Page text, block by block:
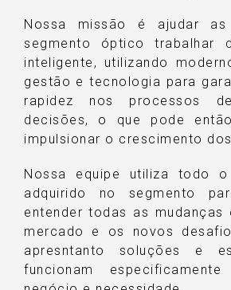
Nossa missão é ajudar as
segmento óptico trabalhar
inteligente, utilizando
gestão e tecnologia para
rapidez nos processos
decisões, o que pode
impulsionar o crescimento
Nossa equipe utiliza todo o
adquirido no segmento
entender todas as mudanças
mercado e os novos
apresntanto soluções e
funcionam